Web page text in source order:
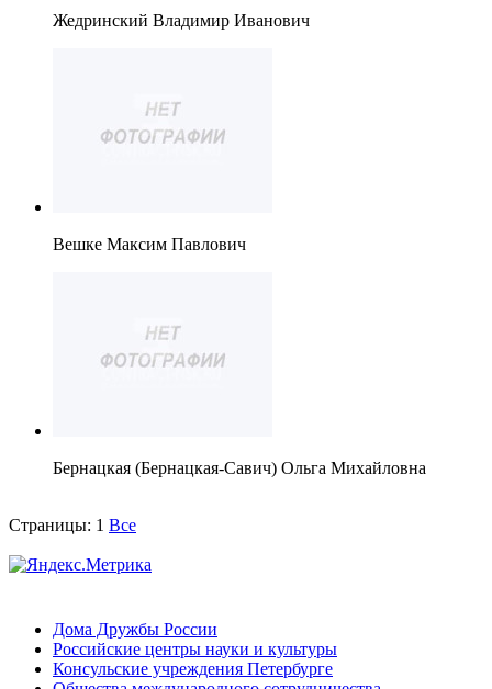
Жедринский Владимир Иванович
Вешке Максим Павлович
Бернацкая (Бернацкая-Савич) Ольга Михайловна
Страницы: 1 Все
Дома Дружбы России
Российские центры науки и культуры
Консульские учреждения Петербурге